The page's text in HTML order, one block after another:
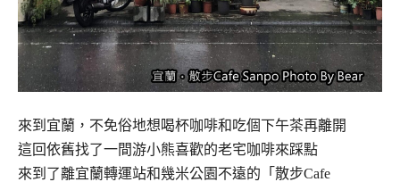
來到宜蘭，不免俗地想喝杯咖啡和吃個下午茶再離開
這回依舊找了一間游小熊喜歡的老宅咖啡來踩點
來到了離宜蘭轉運站和幾米公園不遠的「散步Cafe